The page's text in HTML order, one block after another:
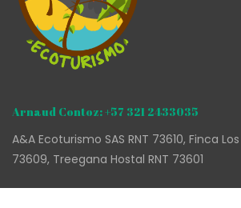
Arnaud Contoz: +57 321 2433035
A&A Ecoturismo SAS RNT 73610, Finca
73609, Treegana Hostal RNT 73601